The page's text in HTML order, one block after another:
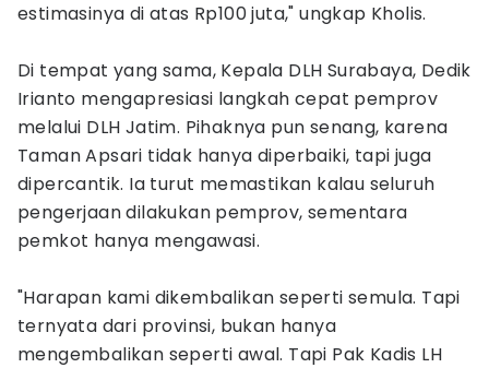
estimasinya di atas Rp100 juta," ungkap Kholis.
Di tempat yang sama, Kepala DLH Surabaya, Dedik
Irianto mengapresiasi langkah cepat pemprov
melalui DLH Jatim. Pihaknya pun senang, karena
Taman Apsari tidak hanya diperbaiki, tapi juga
dipercantik. Ia turut memastikan kalau seluruh
pengerjaan dilakukan pemprov, sementara
pemkot hanya mengawasi.
"Harapan kami dikembalikan seperti semula. Tapi
ternyata dari provinsi, bukan hanya
mengembalikan seperti awal. Tapi Pak Kadis LH